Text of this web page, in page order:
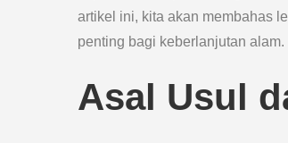
artikel ini, kita akan membahas
penting bagi keberlanjutan alam.
Asal Usul